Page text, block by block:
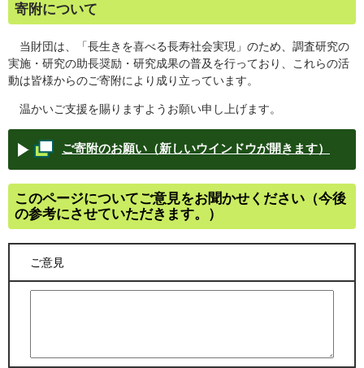
寄附について
当財団は、「長生きを喜べる長寿社会実現」のため、調査研究の
実施・研究の助長奨励・研究成果の普及を行っており、これらの活
動は皆様からのご寄附により成り立っています。
温かいご支援を賜りますようお願い申し上げます。
ご寄附のお願い（新しいウインドウが開きます）
このページについてご意見をお聞かせください（今後
の参考にさせていただきます。）
ご意見